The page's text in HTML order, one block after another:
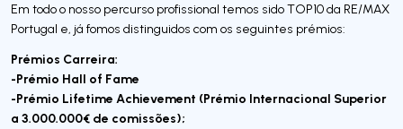
Em todo o nosso percurso profissional temos sido TOP10 da RE/MAX
Portugal e, já fomos distinguidos com os seguintes prémios:
Prémios Carreira:
-Prémio Hall of Fame
-Prémio Lifetime Achievement (Prémio Internacional Superior
a 3.000.000€ de comissões);